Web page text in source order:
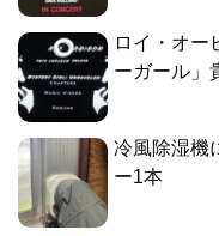
ロイ・オー
ーガール」
冷風除湿機
ー1本